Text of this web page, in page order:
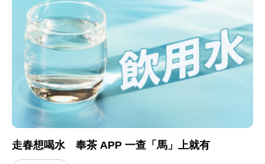
走春想喝水 奉茶 APP 一查「馬」上就有